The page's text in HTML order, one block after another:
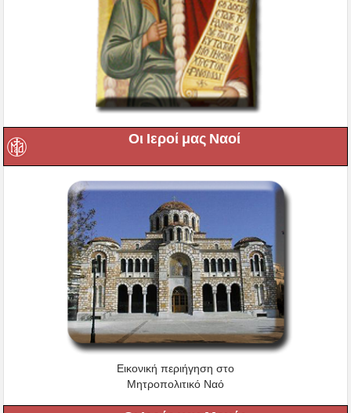
Οι Ιεροί μας Ναοί
Εικονική περιήγηση στο
Μητροπολιτικό Ναό